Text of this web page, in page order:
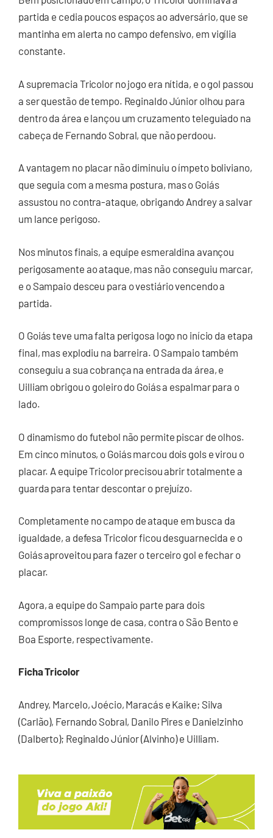
partida e cedia poucos espaços ao adversário, que se
mantinha em alerta no campo defensivo, em vigília
constante.
A supremacia Tricolor no jogo era nítida, e o gol passou
a ser questão de tempo. Reginaldo Júnior olhou para
dentro da área e lançou um cruzamento teleguiado na
cabeça de Fernando Sobral, que não perdoou.
A vantagem no placar não diminuiu o ímpeto boliviano,
que seguia com a mesma postura, mas o Goiás
assustou no contra-ataque, obrigando Andrey a salvar
um lance perigoso.
Nos minutos finais, a equipe esmeraldina avançou
perigosamente ao ataque, mas não conseguiu marcar,
e o Sampaio desceu para o vestiário vencendo a
partida.
O Goiás teve uma falta perigosa logo no início da etapa
final, mas explodiu na barreira. O Sampaio também
conseguiu a sua cobrança na entrada da área, e
Uilliam obrigou o goleiro do Goiás a espalmar para o
lado.
O dinamismo do futebol não permite piscar de olhos.
Em cinco minutos, o Goiás marcou dois gols e virou o
placar. A equipe Tricolor precisou abrir totalmente a
guarda para tentar descontar o prejuízo.
Completamente no campo de ataque em busca da
igualdade, a defesa Tricolor ficou desguarnecida e o
Goiás aproveitou para fazer o terceiro gol e fechar o
placar.
Agora, a equipe do Sampaio parte para dois
compromissos longe de casa, contra o São Bento e
Boa Esporte, respectivamente.
Ficha Tricolor
Andrey, Marcelo, Joécio, Maracás e Kaike; Silva
(Carlão), Fernando Sobral, Danilo Pires e Danielzinho
(Dalberto); Reginaldo Júnior (Alvinho) e Uilliam.